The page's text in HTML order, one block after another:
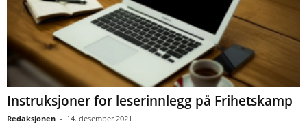
Instruksjoner for leserinnlegg på Frihetskamp
Redaksjonen - 14. desember 2021